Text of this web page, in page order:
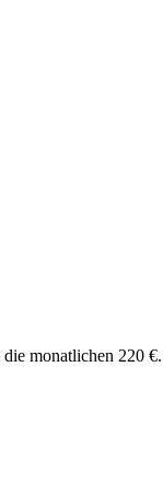
monatlichen 220